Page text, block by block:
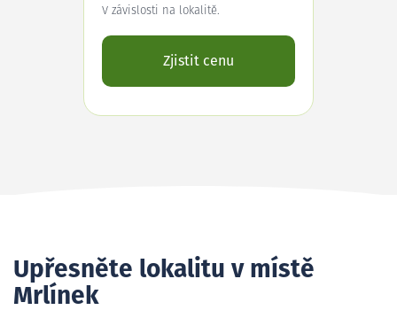
V závislosti na lokalitě.
Zjistit cenu
Upřesněte lokalitu v místě
Mrlínek